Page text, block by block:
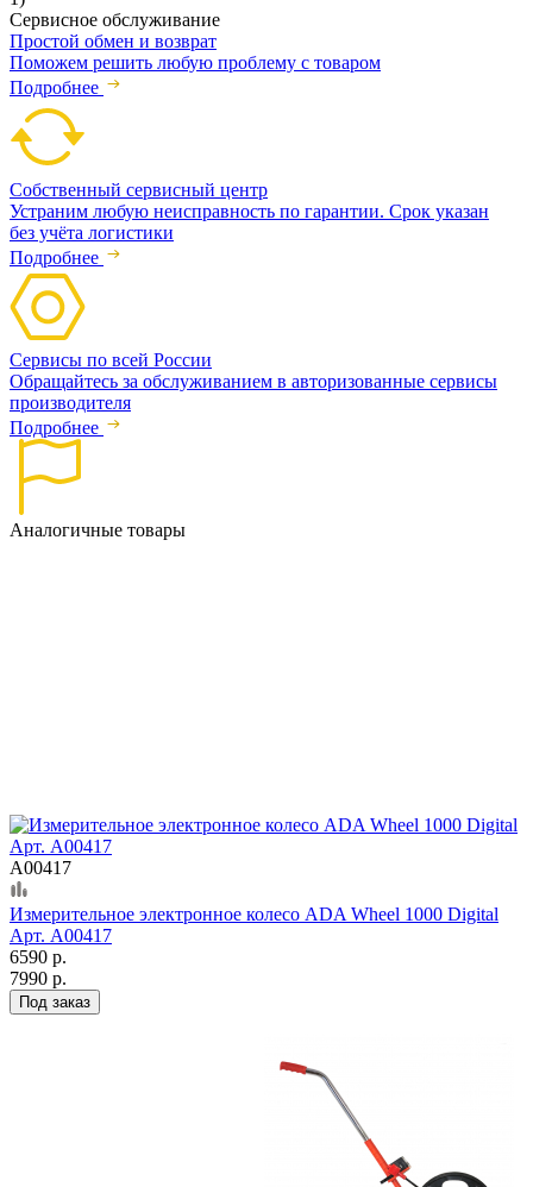
Сервисное обслуживание
Простой обмен и возврат
Поможем решить любую проблему с товаром
Подробнее
Собственный сервисный центр
Устраним любую неисправность по гарантии. Срок указан
без учёта логистики
Подробнее
Сервисы по всей России
Обращайтесь за обслуживанием в авторизованные сервисы
производителя
Подробнее
Аналогичные товары
А00417
Измерительное электронное колесо ADA Wheel 1000 Digital
Арт. А00417
6590 р.
7990 р.
Под заказ